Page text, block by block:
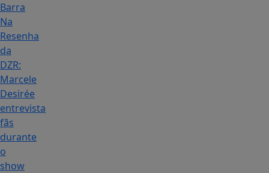
Barra
Na
Resenha
da
DZR:
Marcele
Desirée
entrevista
fãs
durante
o
show